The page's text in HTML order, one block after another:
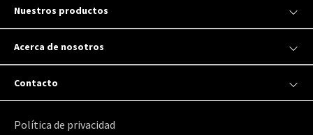
Nuestros productos
Acerca de nosotros
Contacto
Política de privacidad